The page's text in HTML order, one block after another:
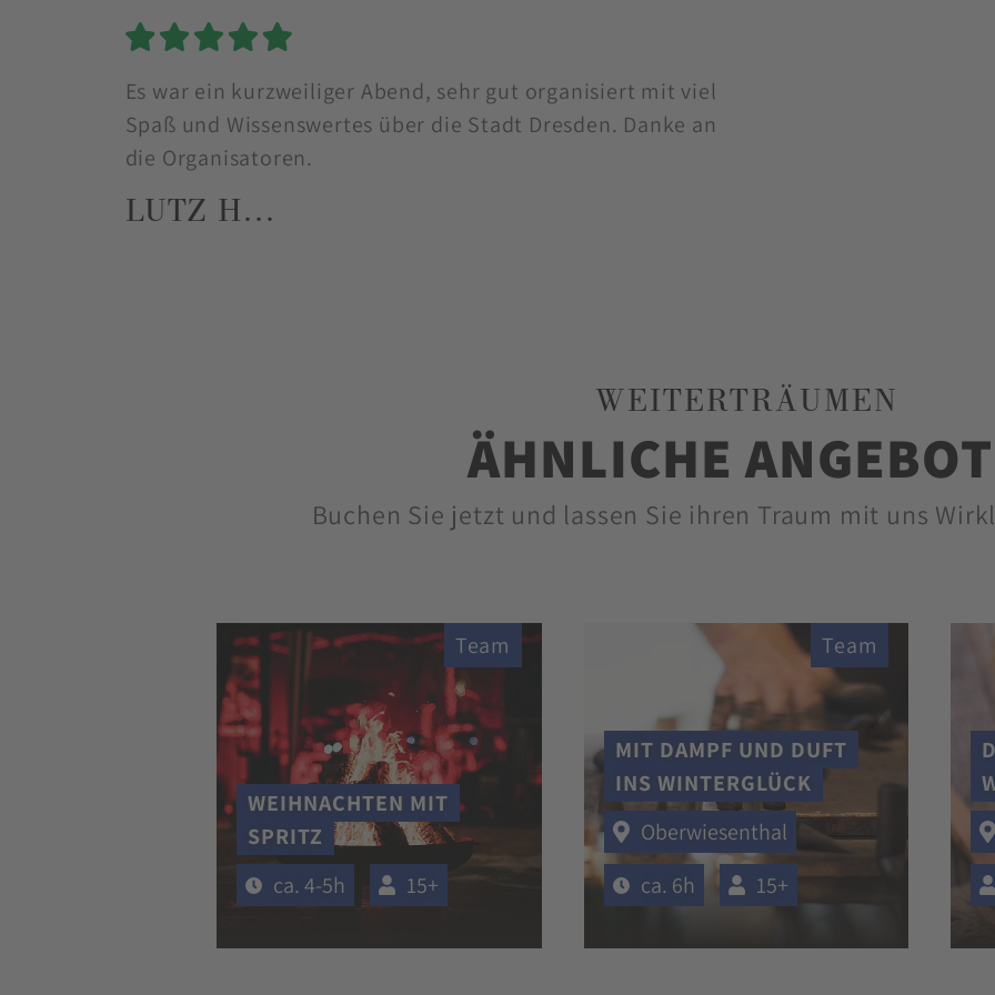
Es war ein kurzweiliger Abend, sehr gut organisiert mit viel
Spaß und Wissenswertes über die Stadt Dresden. Danke an
die Organisatoren.
LUTZ H…
WEITERTRÄUMEN
ÄHNLICHE
Buchen Sie jetzt und lassen Sie ihren Traum mit uns
Team
WEIHNACHTEN MIT
SPRITZ
ca. 4-5h
15+
Team
MIT DAMPF UND DUFT
INS WINTERGLÜCK
Oberwiesenthal
ca. 6h
15+